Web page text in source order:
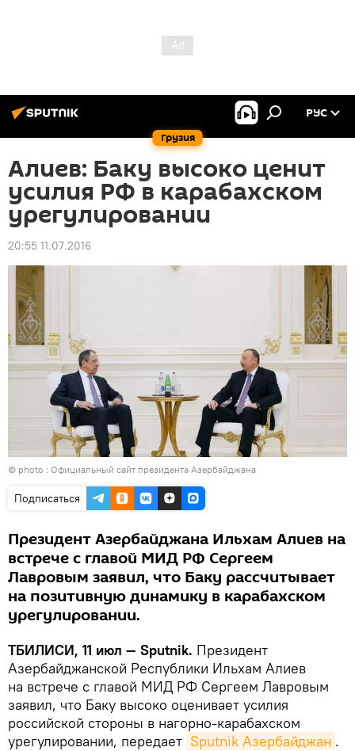
Грузия
РУС
Алиев: Баку высоко ценит
усилия РФ в карабахском
урегулировании
20:55 11.07.2016
© photo : Официальный сайт президента Азербайджана
Подписаться
Президент Азербайджана Ильхам Алиев на
встрече с главой МИД РФ Сергеем
Лавровым заявил, что Баку рассчитывает
на позитивную динамику в карабахском
урегулировании.
ТБИЛИСИ, 11 июл — Sputnik. Президент
Азербайджанской Республики Ильхам Алиев
на встрече с главой МИД РФ Сергеем Лавровым
заявил, что Баку высоко оценивает усилия
российской стороны в нагорно-карабахском
урегулировании, передает Sputnik Азербайджан .